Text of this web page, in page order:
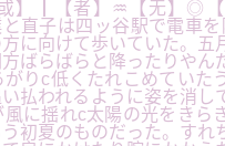
】┃【者】♒【无】◎【
直子は四ッ谷駅で電車を
に向けて歩いていた。五
ばらばらと降ったりやん
りc低くたれこめていた
払われるように姿を消し
に揺れc太陽の光をきら
初夏のものだった。すれ